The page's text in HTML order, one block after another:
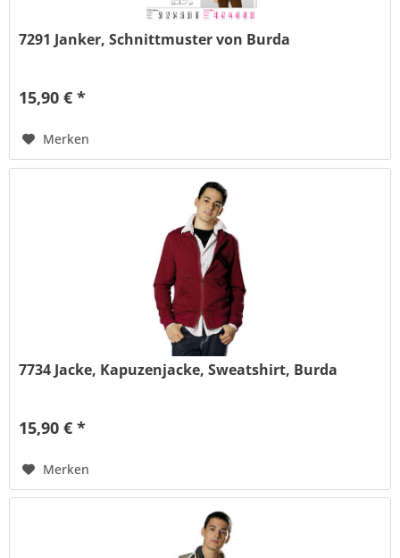
7291 Janker, Schnittmuster von Burda
15,90 € *
Merken
7734 Jacke, Kapuzenjacke, Sweatshirt, Burda
15,90 € *
Merken